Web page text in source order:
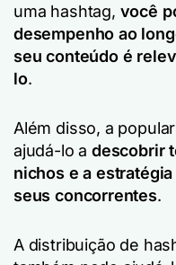
uma hashtag, você
desempenho ao
seu conteúdo é
lo.
Além disso, a
ajudá-lo adescobrir
nichos e a
seus concorrentes.
A distribuição de